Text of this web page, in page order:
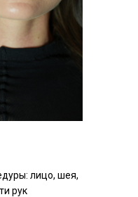
лицо, шея,
рук